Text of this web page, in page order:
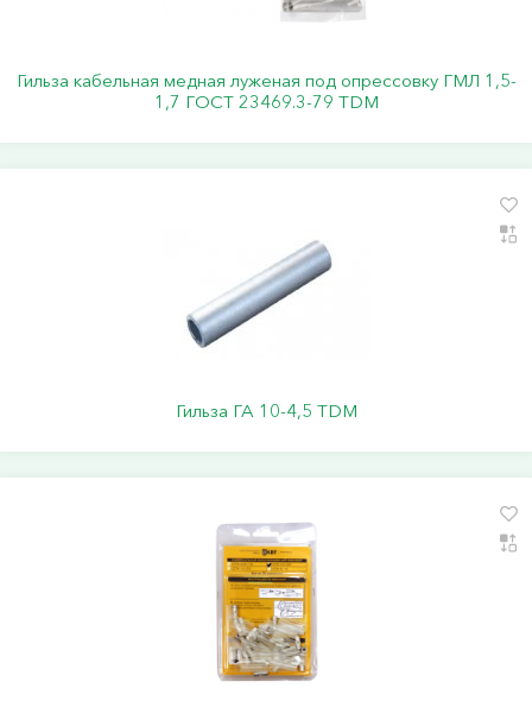
Гильза кабельная медная луженая под опрессовку ГМЛ 1,5-
1,7 ГОСТ 23469.3-79 TDM
Гильза ГА 10-4,5 TDM